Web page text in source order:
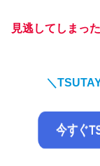
見逃してしまっ
＼
今すぐ